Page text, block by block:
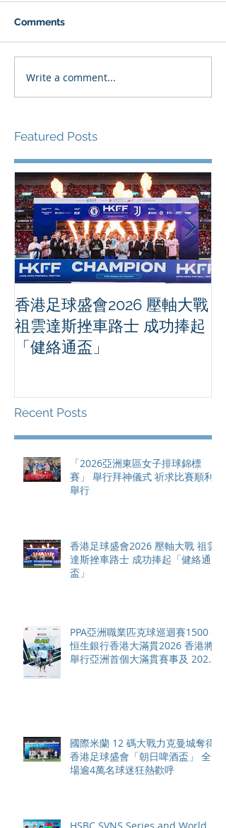
Comments
Write a comment...
Featured Posts
香港足球盛會2026 壓軸大戰
祖雲達斯挫車路士 成功捧起
「健絡通盃」
Recent Posts
「2026亞洲東區女子排球錦標
賽」 舉行拜神儀式 祈求比賽順利
舉行
香港足球盛會2026 壓軸大戰 祖雲
達斯挫車路士 成功捧起「健絡通
盃」
PPA亞洲職業匹克球巡迴賽1500 -
恒生銀行香港大滿貫2026 香港將
舉行亞洲首個大滿貫賽事及 2026
國際米蘭 12 碼大戰力克曼城奪得
香港足球盛會「朝日啤酒盃」 全
場逾4萬名球迷狂熱歡呼